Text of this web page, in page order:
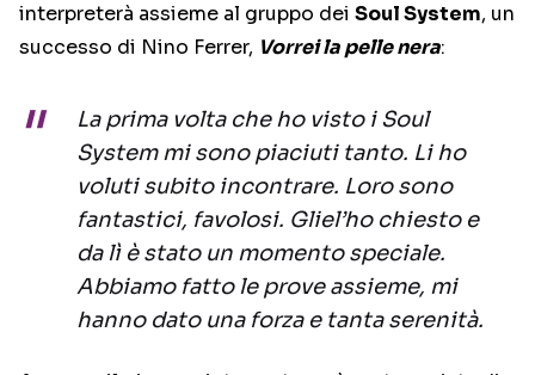
interpreterà assieme al gruppo dei Soul System, un
successo di Nino Ferrer, Vorrei la pelle nera:
La prima volta che ho visto i Soul
System mi sono piaciuti tanto. Li ho
voluti subito incontrare. Loro sono
fantastici, favolosi. Gliel’ho chiesto e
da lì è stato un momento speciale.
Abbiamo fatto le prove assieme, mi
hanno dato una forza e tanta serenità.